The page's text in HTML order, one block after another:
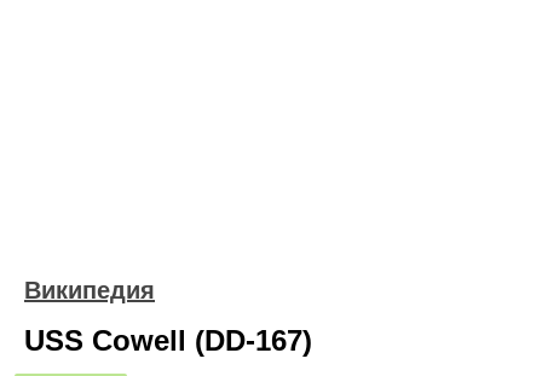
Википедия
USS Cowell (DD-167)